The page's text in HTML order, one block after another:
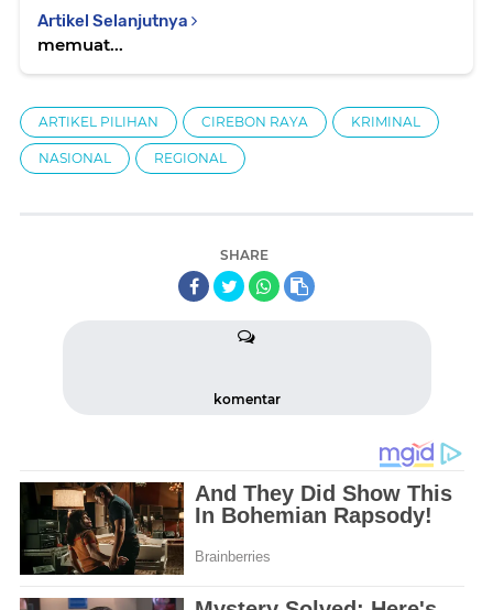
Artikel Selanjutnya
memuat...
ARTIKEL PILIHAN CIREBON RAYA KRIMINAL
NASIONAL REGIONAL
SHARE
komentar